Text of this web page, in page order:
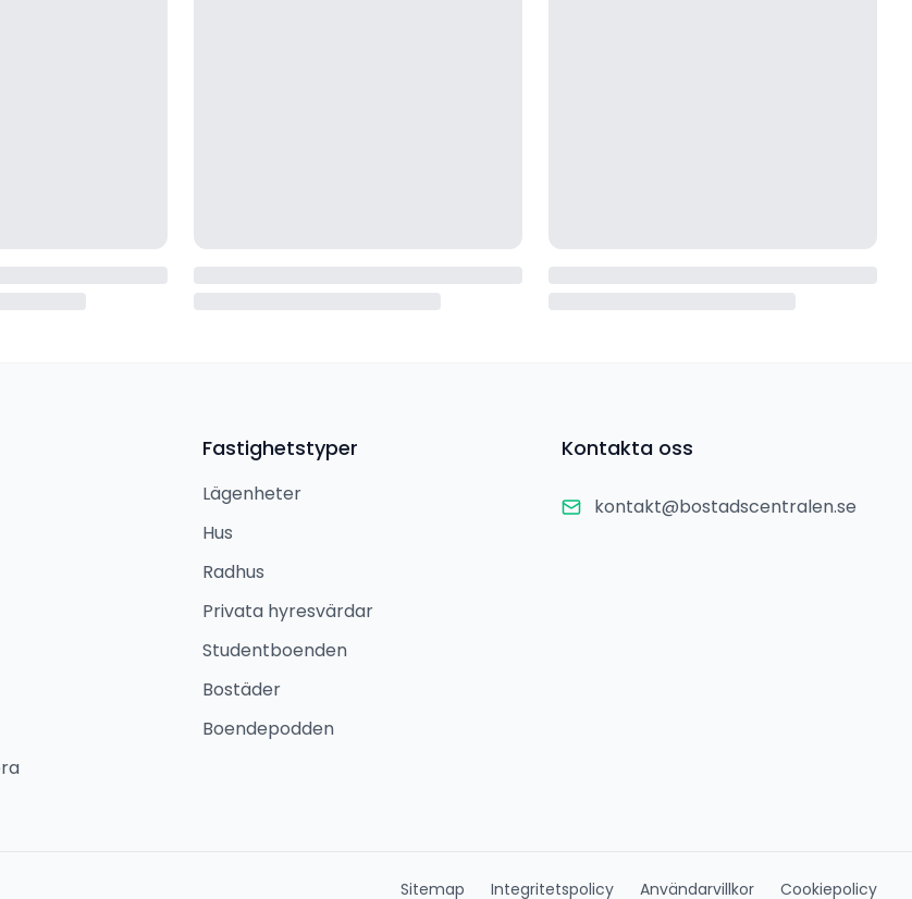
Fastighetstyper
Lägenheter
Hus
Radhus
Privata hyresvärdar
Studentboenden
Bostäder
Boendepodden
Kontakta oss
kontakt@bostadscentralen.se
Sitemap Integritetspolicy Användarvillkor Cookiepolicy